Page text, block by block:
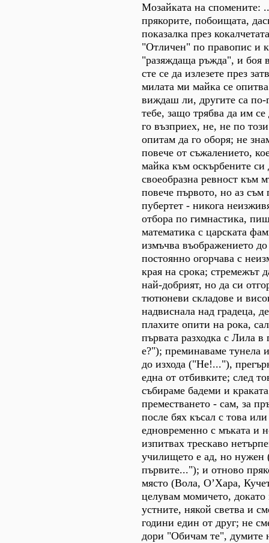
Мозайката на спомените:
прякорите, побоищата,
показалка през
"Отличен" по правопис и
"разяждаща ръжда", и боя
сте се да излезете през
милата ми майка се
виждаш ли, другите са по-
тебе, защо трябва да им
го възприех, не, не по
опитам да го оборя; не
повече от съжалението,
майка към оскърбените си
своеобразна ревност към
повече първото, но аз съм
пубертет - никога
отбора по гимнастика,
математика с царската
измъчва въображението
постоянно огорчава с
края на срока; стремежът
най-добрият, но да си
тютюневи складове и
надвиснала над градеца,
плахите опити на рока,
първата разходка с Лила в
е?"); преминаваме тунела
до изхода ("Не!..."),
една от отбивките; след
събираме бадеми и
преместването - сам, за
после бях късал с това
едновременно с мъката и
изпитвах трескаво
училището е ад, но
първите..."); и отново
място (Вола, О’Хара,
целувам момичето, докато
устните, някой светва и
години един от друг; не
дори "Обичам те", думите